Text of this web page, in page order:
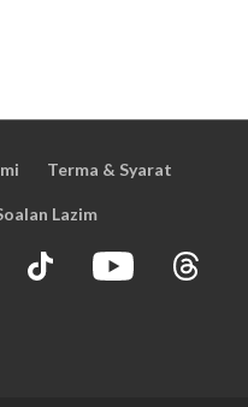
Terma & Syarat
Lazim